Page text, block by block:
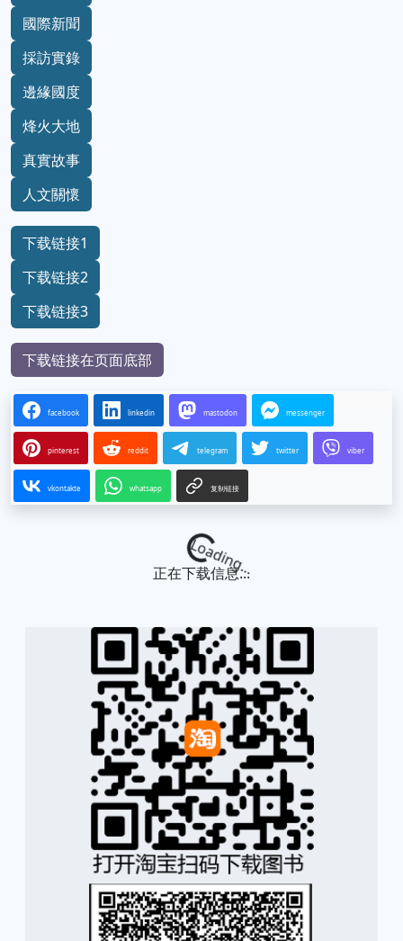
國際新聞
採訪實錄
邊緣國度
烽火大地
真實故事
人文關懷
下载链接1
下载链接2
下载链接3
下载链接在页面底部
facebook linkedin mastodon messenger
pinterest reddit telegram twitter viber
vkontakte whatsapp 复制链接
Loading...
正在下载信息...